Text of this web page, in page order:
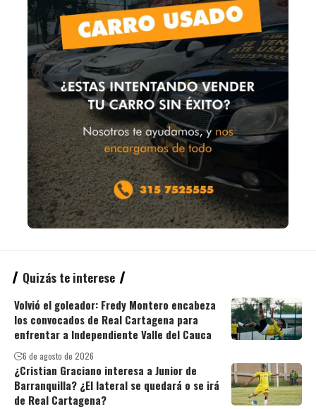
Quizás te interese
Volvió el goleador: Fredy Montero encabeza
los convocados de Real Cartagena para
enfrentar a Independiente Valle del Cauca
6 de agosto de 2026
¿Cristian Graciano interesa a Junior de
Barranquilla? ¿El lateral se quedará o se irá
de Real Cartagena?